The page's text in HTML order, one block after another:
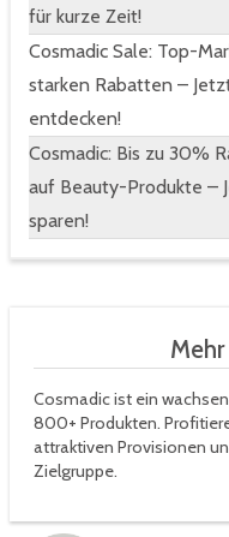
für kurze Zeit!
Cosmadic Sale: Top-
starken Rabatten –
entdecken!
Cosmadic: Bis zu 30%
auf Beauty-Produkte –
sparen!
Cosmadic ist ein
800+ Produkten.
attraktiven Provisionen
Zielgruppe.